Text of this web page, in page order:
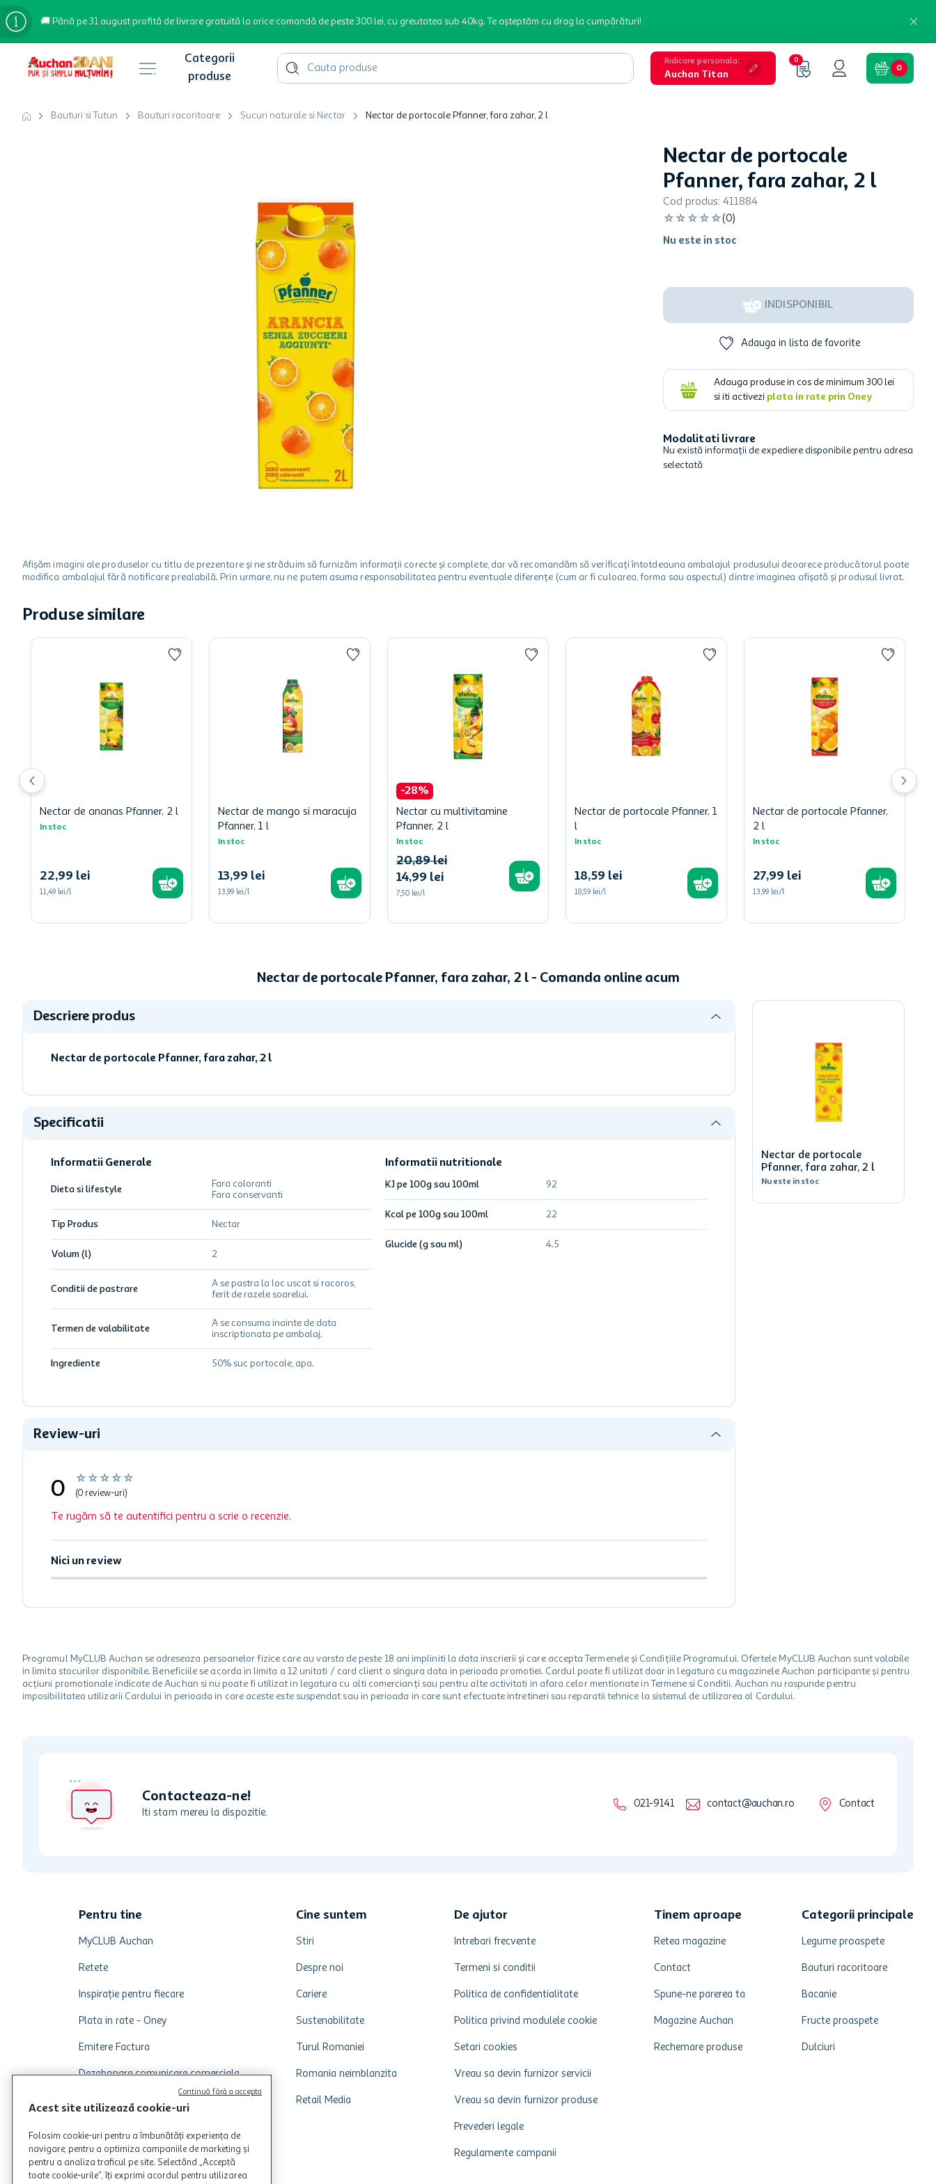
🚚 Până pe 31 august profită de livrare gratuită la orice comandă de peste 300 lei, cu greutatea sub 40kg. Te așteptăm cu drag la cumpărături!
Cauta produse Ridicare personala:
Auchan Titan
0
0
Bauturi si Tutun Bauturi racoritoare Sucuri naturale si Nectar Nectar de portocale Pfanner, fara zahar, 2 l
Nectar de portocale
Pfanner, fara zahar, 2 l
Cod produs: 411884
☆ ☆ ☆ ☆ ☆(0)
Nu este in stoc
INDISPONIBIL
Adauga in lista de favorite
Adauga produse in cos de minimum 300 lei
si iti activezi plata in rate prin Oney
Modalitati livrare
Nu există informații de expediere disponibile pentru adresa
selectată
Afișăm imagini ale produselor cu titlu de prezentare și ne străduim să furnizăm informații corecte și complete, dar vă recomandăm să verificați întotdeauna ambalajul produsului deoarece producătorul poate
modifica ambalajul fără notificare prealabilă. Prin urmare, nu ne putem asuma responsabilitatea pentru eventuale diferențe (cum ar fi culoarea, forma sau aspectul) dintre imaginea afișată și produsul livrat.
Produse similare
Nectar de ananas Pfanner, 2 l
In stoc
22,99 lei
11,49 lei/l
Nectar de mango si maracuja
Pfanner, 1 l
In stoc
13,99 lei
13,99 lei/l
-28%
Nectar cu multivitamine
Pfanner, 2 l
In stoc
14,99 lei
20,89 lei
7,50 lei/l
Nectar de portocale Pfanner, 1
l
In stoc
18,59 lei
18,59 lei/l
Nectar de portocale Pfanner,
2 l
In stoc
27,99 lei
13,99 lei/l
Nectar de portocale Pfanner, fara zahar, 2 l - Comanda online acum
Descriere produs
Nectar de portocale Pfanner, fara zahar, 2 l
Specificatii
Informatii Generale
Dieta si lifestyle
Fara coloranti
Fara conservanti
Tip Produs Nectar
Volum (l) 2
Conditii de pastrare
A se pastra la loc uscat si racoros,
ferit de razele soarelui.
Termen de valabilitate
A se consuma inainte de data
inscriptionata pe ambalaj.
Ingrediente 50% suc portocale, apa.
Informatii nutritionale
KJ pe 100g sau 100ml 92
Kcal pe 100g sau 100ml 22
Glucide (g sau ml) 4.5
Review-uri
☆ ☆ ☆ ☆ ☆
0 (0 review-uri)
Te rugăm să te autentifici pentru a scrie o recenzie.
Nici un review
Nectar de portocale
Pfanner, fara zahar, 2 l
Nu este in stoc
Programul MyCLUB Auchan se adreseaza persoanelor fizice care au varsta de peste 18 ani impliniti la data inscrierii și care accepta Termenele și Condițiile Programului. Ofertele MyCLUB Auchan sunt valabile
in limita stocurilor disponibile. Beneficiile se acorda in limita a 12 unitati / card client o singura data in perioada promotiei. Cardul poate fi utilizat doar in legatura cu magazinele Auchan participante și pentru
acțiuni promotionale indicate de Auchan si nu poate fi utilizat in legatura cu alti comercianți sau pentru alte activitati in afara celor mentionate in Termene si Conditii. Auchan nu raspunde pentru
imposibilitatea utilizarii Cardului in perioada in care aceste este suspendat sau in perioada in care sunt efectuate intretineri sau reparatii tehnice la sistemul de utilizarea al Cardului.
Contacteaza-ne!
Iti stam mereu la dispozitie.
021-9141 contact@auchan.ro Contact
Pentru tine
MyCLUB Auchan
Retete
Inspirație pentru fiecare
Plata in rate - Oney
Emitere Factura
Dezabonare comunicare comerciala
Cine suntem
Stiri
Despre noi
Cariere
Sustenabilitate
Turul Romaniei
Romania neimblanzita
Retail Media
De ajutor
Intrebari frecvente
Termeni si conditii
Politica de confidentialitate
Politica privind modulele cookie
Setari cookies
Vreau sa devin furnizor servicii
Vreau sa devin furnizor produse
Prevederi legale
Regulamente campanii
Tinem aproape
Retea magazine
Contact
Spune-ne parerea ta
Magazine Auchan
Rechemare produse
Categorii principale
Legume proaspete
Bauturi racoritoare
Bacanie
Fructe proaspete
Dulciuri
Acest site utilizează cookie-uri
Folosim cookie-uri pentru a îmbunătăți experiența de
navigare, pentru a optimiza campaniile de marketing și
pentru a analiza traficul pe site. Selectând „Acceptă
toate cookie-urile”, îți exprimi acordul pentru utilizarea
Continuă fără a accepta